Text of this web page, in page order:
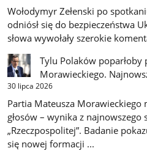
Wołodymyr Zełenski po
odniósł się do bezpieczeństwa
słowa wywołały szerokie
Tylu Polaków poparłoby
Morawieckiego.
30 lipca 2026
Partia Mateusza Morawieckiego
głosów – wynika z najnowszego
„Rzeczpospolitej”. Badanie
się nowej formacji ...